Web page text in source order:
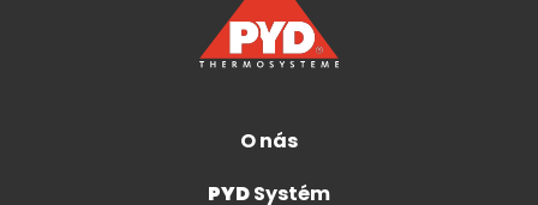
O nás
PYDSystém